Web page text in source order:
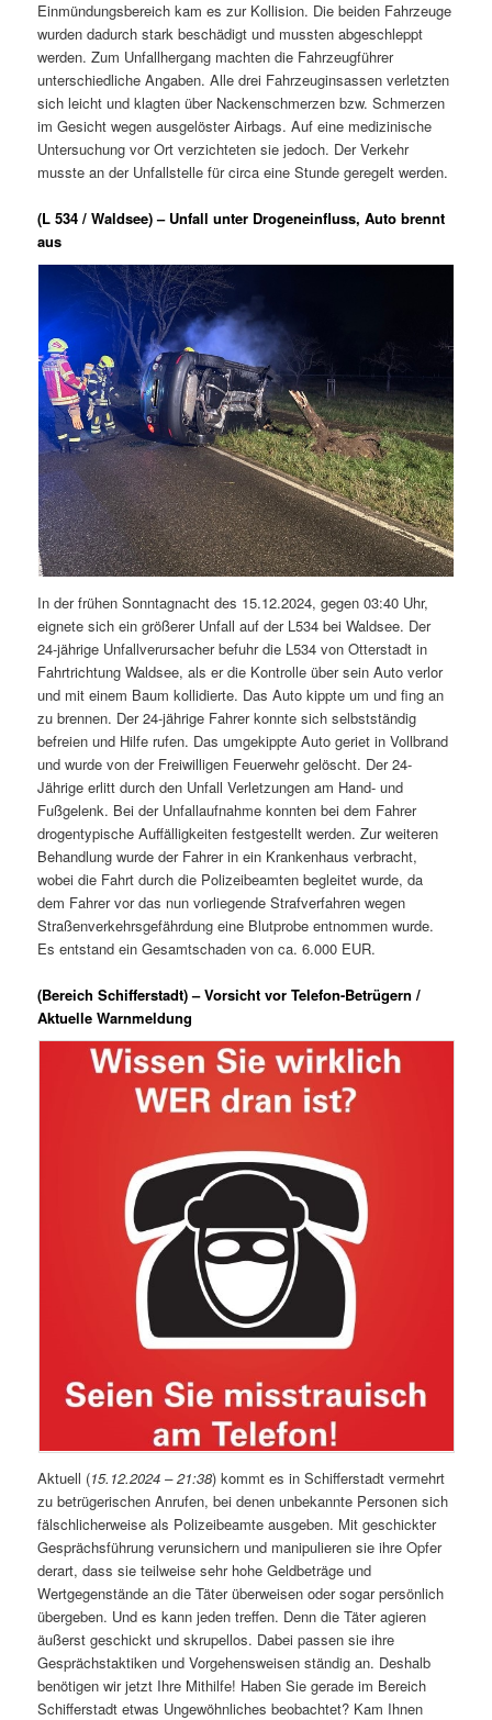
Einmündungsbereich kam es zur Kollision. Die beiden Fahrzeuge
wurden dadurch stark beschädigt und mussten abgeschleppt
werden. Zum Unfallhergang machten die Fahrzeugführer
unterschiedliche Angaben. Alle drei Fahrzeuginsassen verletzten
sich leicht und klagten über Nackenschmerzen bzw. Schmerzen
im Gesicht wegen ausgelöster Airbags. Auf eine medizinische
Untersuchung vor Ort verzichteten sie jedoch. Der Verkehr
musste an der Unfallstelle für circa eine Stunde geregelt werden.
(L 534 / Waldsee) – Unfall unter Drogeneinfluss, Auto brennt
aus
In der frühen Sonntagnacht des 15.12.2024, gegen 03:40 Uhr,
eignete sich ein größerer Unfall auf der L534 bei Waldsee. Der
24-jährige Unfallverursacher befuhr die L534 von Otterstadt in
Fahrtrichtung Waldsee, als er die Kontrolle über sein Auto verlor
und mit einem Baum kollidierte. Das Auto kippte um und fing an
zu brennen. Der 24-jährige Fahrer konnte sich selbstständig
befreien und Hilfe rufen. Das umgekippte Auto geriet in Vollbrand
und wurde von der Freiwilligen Feuerwehr gelöscht. Der 24-
Jährige erlitt durch den Unfall Verletzungen am Hand- und
Fußgelenk. Bei der Unfallaufnahme konnten bei dem Fahrer
drogentypische Auffälligkeiten festgestellt werden. Zur weiteren
Behandlung wurde der Fahrer in ein Krankenhaus verbracht,
wobei die Fahrt durch die Polizeibeamten begleitet wurde, da
dem Fahrer vor das nun vorliegende Strafverfahren wegen
Straßenverkehrsgefährdung eine Blutprobe entnommen wurde.
Es entstand ein Gesamtschaden von ca. 6.000 EUR.
(Bereich Schifferstadt) – Vorsicht vor Telefon-Betrügern /
Aktuelle Warnmeldung
Aktuell (15.12.2024 – 21:38) kommt es in Schifferstadt vermehrt
zu betrügerischen Anrufen, bei denen unbekannte Personen sich
fälschlicherweise als Polizeibeamte ausgeben. Mit geschickter
Gesprächsführung verunsichern und manipulieren sie ihre Opfer
derart, dass sie teilweise sehr hohe Geldbeträge und
Wertgegenstände an die Täter überweisen oder sogar persönlich
übergeben. Und es kann jeden treffen. Denn die Täter agieren
äußerst geschickt und skrupellos. Dabei passen sie ihre
Gesprächstaktiken und Vorgehensweisen ständig an. Deshalb
benötigen wir jetzt Ihre Mithilfe! Haben Sie gerade im Bereich
Schifferstadt etwas Ungewöhnliches beobachtet? Kam Ihnen